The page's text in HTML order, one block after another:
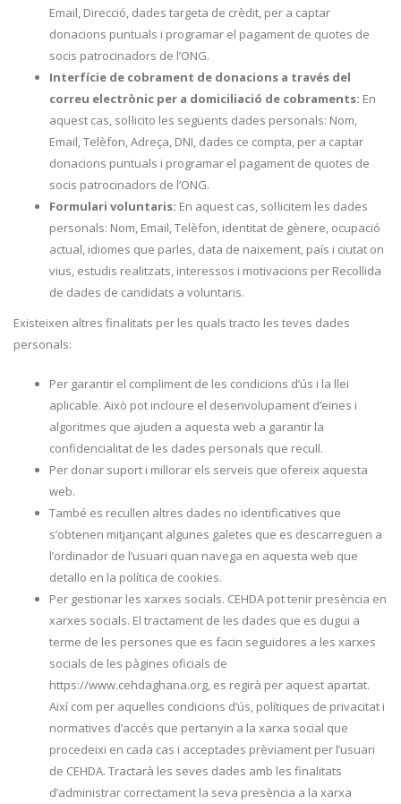
Email, Direcció, dades targeta de crèdit, per a captar
donacions puntuals i programar el pagament de quotes de
socis patrocinadors de l’ONG.
Interfície de cobrament de donacions a través del
correu electrònic per a domiciliació de cobraments: En
aquest cas, sol·licito les següents dades personals: Nom,
Email, Telèfon, Adreça, DNI, dades ce compta, per a captar
donacions puntuals i programar el pagament de quotes de
socis patrocinadors de l’ONG.
Formulari voluntaris: En aquest cas, sol·licitem les dades
personals: Nom, Email, Telèfon, identitat de gènere, ocupació
actual, idiomes que parles, data de naixement, país i ciutat on
vius, estudis realitzats, interessos i motivacions per Recollida
de dades de candidats a voluntaris.
Existeixen altres finalitats per les quals tracto les teves dades
personals:
Per garantir el compliment de les condicions d’ús i la llei
aplicable. Això pot incloure el desenvolupament d’eines i
algoritmes que ajuden a aquesta web a garantir la
confidencialitat de les dades personals que recull.
Per donar suport i millorar els serveis que ofereix aquesta
web.
També es recullen altres dades no identificatives que
s’obtenen mitjançant algunes galetes que es descarreguen a
l’ordinador de l’usuari quan navega en aquesta web que
detallo en la política de cookies.
Per gestionar les xarxes socials. CEHDA pot tenir presència en
xarxes socials. El tractament de les dades que es dugui a
terme de les persones que es facin seguidores a les xarxes
socials de les pàgines oficials de
https://www.cehdaghana.org, es regirà per aquest apartat.
Així com per aquelles condicions d’ús, polítiques de privacitat i
normatives d’accés que pertanyin a la xarxa social que
procedeixi en cada cas i acceptades prèviament per l’usuari
de CEHDA. Tractarà les seves dades amb les finalitats
d’administrar correctament la seva presència a la xarxa